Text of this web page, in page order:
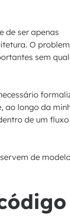
de ser apenas
O
sem
ao longo da
de um fluxo
de modelo